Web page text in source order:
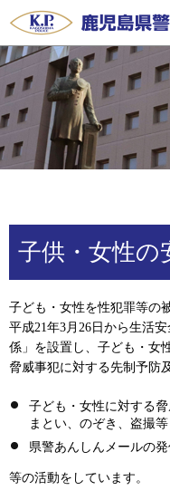
鹿児島県警
子供・女性の
子ども・女性を性犯罪等の
平成21年3月26日から生活
係」を設置し、子ども・女
脅威事犯に対する先制予防
子ども・女性に対する
まとい、のぞき、盗撮等
県警あんしんメールの
等の活動をしています。